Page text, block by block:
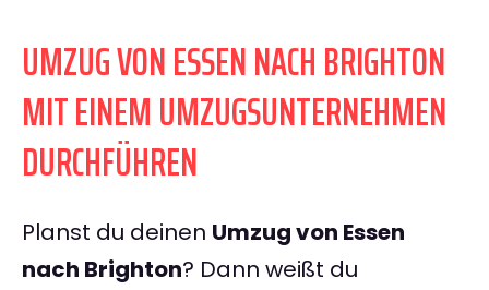
UMZUG VON ESSEN NACH BRIGHTON
MIT EINEM UMZUGSUNTERNEHMEN
DURCHFÜHREN
Planst du deinen Umzug von Essen
nach Brighton? Dann weißt du